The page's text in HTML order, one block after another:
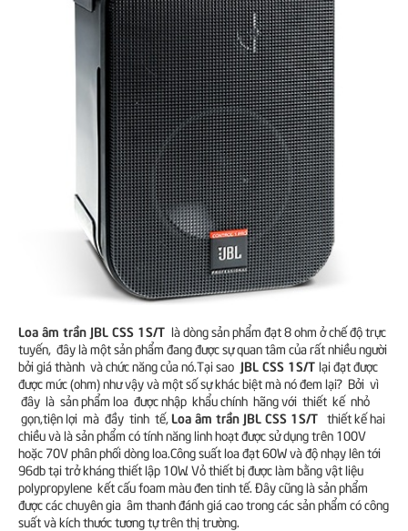
Loa âm trần JBL CSS 1S/T là dòng sản phẩm đạt 8 ohm ở chế độ trực
tuyến, đây là một sản phẩm đang được sự quan tâm của rất nhiều người
bởi giá thành và chức năng của nó.Tại sao JBL CSS 1S/T lại đạt được
được mức (ohm) như vậy và một số sự khác biệt mà nó đem lại? Bởi vì
đây là sản phẩm loa được nhập khẩu chính hãng với thiết kế nhỏ
gọn,tiện lợi mà đầy tinh tế, Loa âm trần JBL CSS 1S/T thiết kế hai
chiều và là sản phẩm có tính năng linh hoạt được sử dụng trên 100V
hoặc 70V phân phối dòng loa.Công suất loa đạt 60W và độ nhạy lên tới
96db tại trở kháng thiết lập 10W. Vỏ thiết bị được làm bằng vật liệu
polypropylene kết cấu foam màu đen tinh tế. Đây cũng là sản phẩm
được các chuyên gia âm thanh đánh giá cao trong các sản phẩm có công
suất và kích thước tương tự trên thị trường.